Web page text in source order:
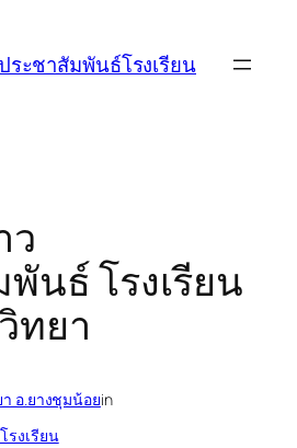
ะชาสัมพันธ์โรงเรียน
ว
นธ์ โรงเรียน
ทยา
อ.ยางชุมน้อยin
งเรียน